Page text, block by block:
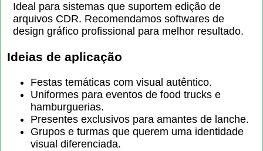
Ideal para sistemas que suportem edição de
arquivos CDR. Recomendamos softwares de
design gráfico profissional para melhor resultado.
Ideias de aplicação
Festas temáticas com visual autêntico.
Uniformes para eventos de food trucks e
hamburguerias.
Presentes exclusivos para amantes de lanche.
Grupos e turmas que querem uma identidade
visual diferenciada.